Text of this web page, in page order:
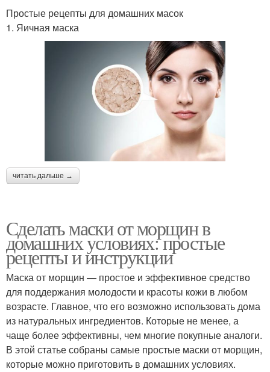
Простые рецепты для домашних масок
1. Яичная маска
читать дальше →
Сделать маски от морщин в
домашних условиях: простые
рецепты и инструкции
Маска от морщин — простое и эффективное средство
для поддержания молодости и красоты кожи в любом
возрасте. Главное, что его возможно использовать дома
из натуральных ингредиентов. Которые не менее, а
чаще более эффективны, чем многие покупные аналоги.
В этой статье собраны самые простые маски от морщин,
которые можно приготовить в домашних условиях.